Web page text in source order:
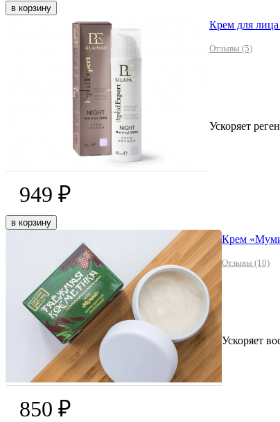
в корзину
Крем для
Отзывы (5)
Ускоряет
949 ₽
в корзину
Крем
Отзывы (10)
Ускоряет
850 ₽